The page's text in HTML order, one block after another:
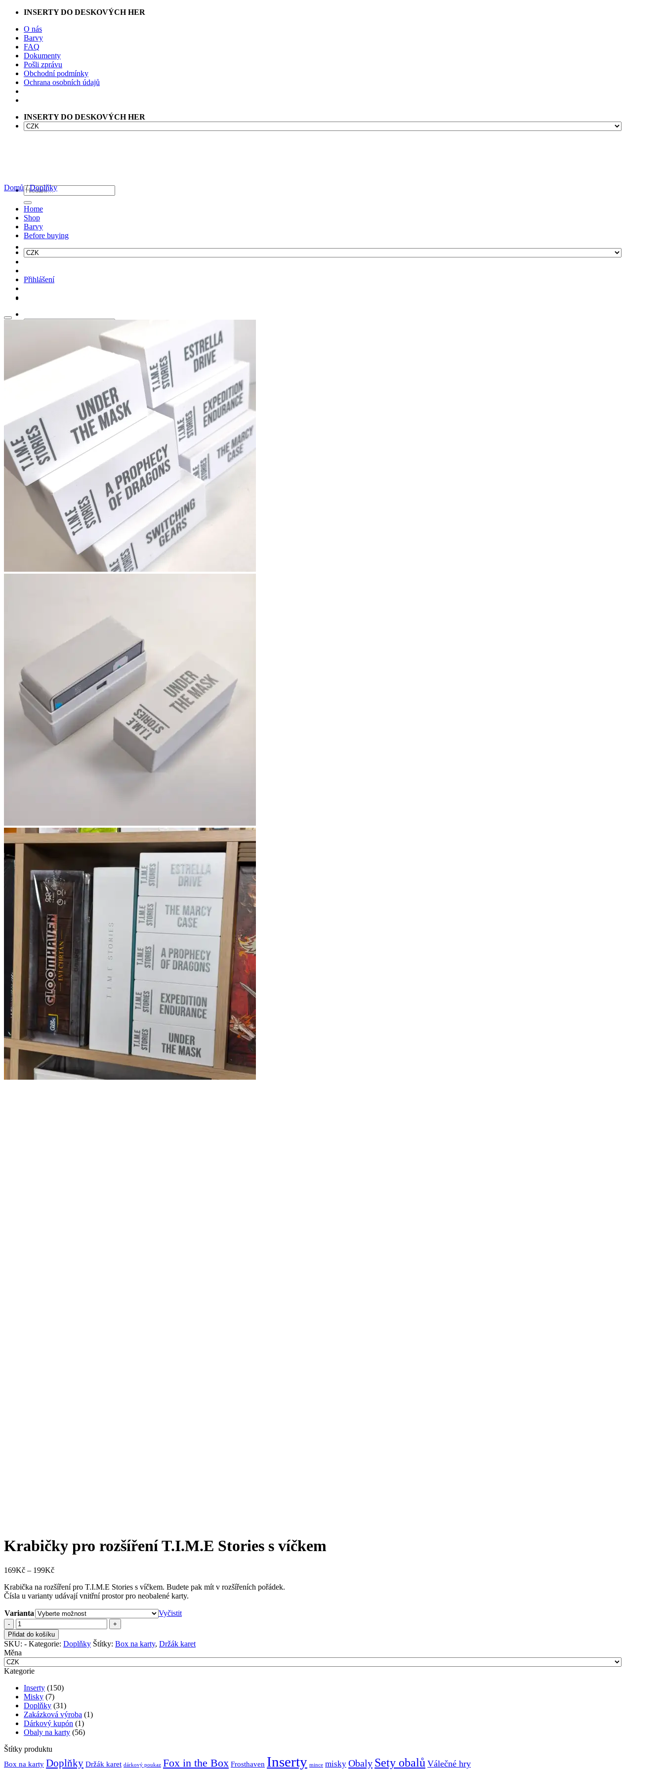
Přeskočit
obsah
INSERTY DO DESKOVÝCH HER
O nás
Barvy
FAQ
Dokumenty
Pošli zprávu
Obchodní podmínky
Ochrana osobních údajů
INSERTY DO DESKOVÝCH HER
Hledat:
Home
Shop
Barvy
Before buying
Přihlášení
Hledat:
Domů / Doplňky
Krabičky pro rozšíření T.I.M.E Stories s víčkem
169Kč – 199KčRozpětí
169Kč
až
Krabička na rozšíření pro T.I.M.E Stories s víčkem. Budete pak mít v rozšířeních pořádek.
Čísla u varianty udávají vnitřní prostor pro neobalené karty.
Varianta
Vyčistit
Krabičky
pro
rozšíření
T.I.M.E
Stories
s
víčkem
množství
Přidat do košíku
SKU: - Kategorie: Doplňky Štítky: Box na karty, Držák karet
Měna
Kategorie
Inserty (150)
Misky (7)
Doplňky (31)
Zakázková výroba (1)
Dárkový kupón (1)
Obaly na karty (56)
Štítky produktu
Box na karty Doplňky Držák karet dárkový poukaz Fox in the Box Frosthaven Inserty mince misky Obaly Sety obalů Válečné hry